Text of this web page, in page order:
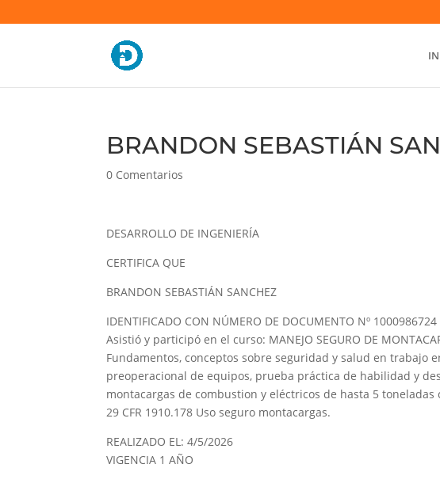
BRANDON SEBASTIÁN
0 Comentarios
DESARROLLO DE INGENIERÍA
CERTIFICA QUE
BRANDON SEBASTIÁN SANCHEZ
IDENTIFICADO CON NÚMERO DE DOCUMENTO Nº 1000986724
Asistió y participó en el curso: MANEJO SEGURO DE
Fundamentos, conceptos sobre seguridad y salud en trabajo
preoperacional de equipos, prueba práctica de habilidad y
montacargas de combustion y eléctricos de hasta 5
29 CFR 1910.178 Uso seguro montacargas.
REALIZADO EL: 4/5/2026
VIGENCIA 1 AÑO